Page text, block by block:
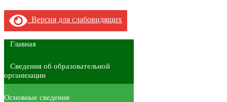
Версия для слабовидящих
Главная
Сведения об образовательной
организации
Основные сведения